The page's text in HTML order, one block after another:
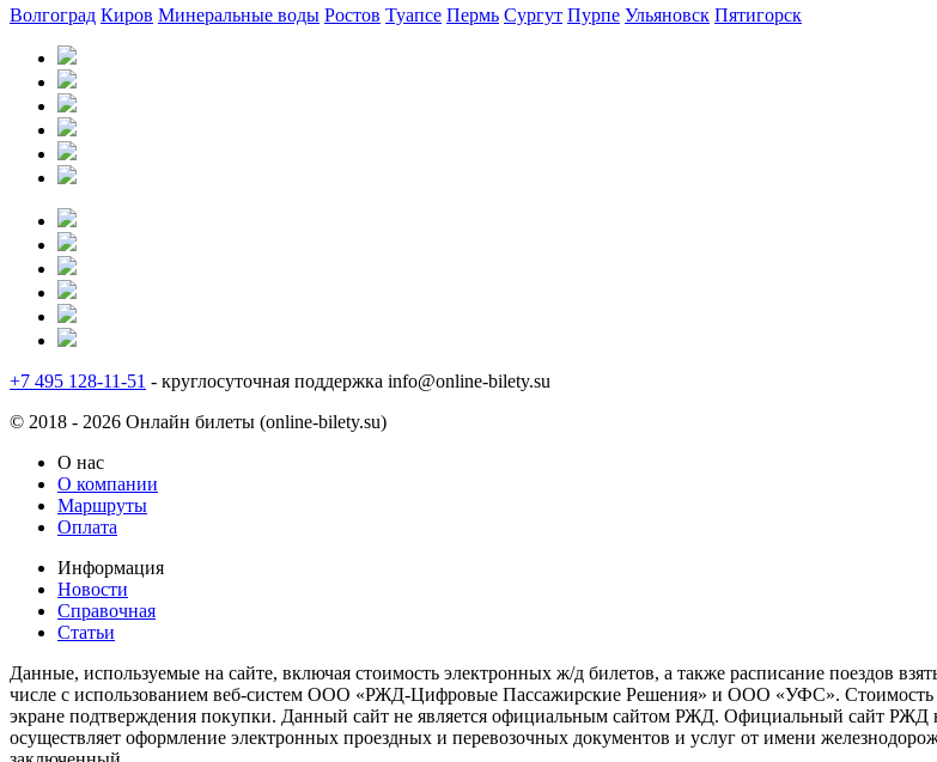
Волгоград Киров Минеральные воды Ростов Туапсе Пермь Сургут Пурпе Ульяновск Пятигорск
+7 495 128-11-51 - круглосуточная поддержка info@online-bilety.su
© 2018 - 2026 Онлайн билеты (online-bilety.su)
О нас
О компании
Маршруты
Оплата
Информация
Новости
Справочная
Статьи
Данные, используемые на сайте, включая стоимость электронных ж/д билетов, а также расписание поездов
числе с использованием веб-систем ООО «РЖД-Цифровые Пассажирские Решения» и ООО «УФС». Стоимость
экране подтверждения покупки. Данный сайт не является официальным сайтом РЖД. Официальный сайт РЖД
осуществляет оформление электронных проездных и перевозочных документов и услуг от имени